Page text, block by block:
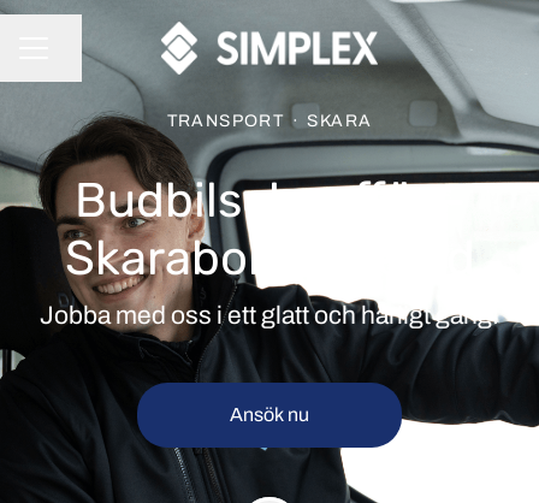
KARRIÄRMENY
Dela sidan
TRANSPORT · SKARA
Budbilschaufför -
Skaraborg - Heltid
Jobba med oss i ett glatt och härligt gäng!
Ansök nu